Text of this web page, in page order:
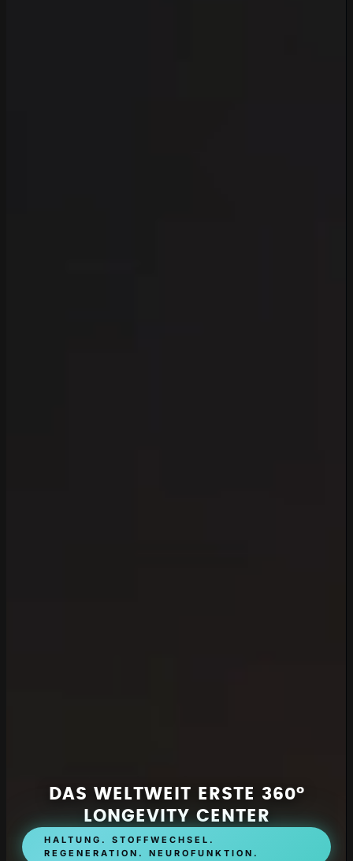
DAS WELTWEIT ERSTE 360°
LONGEVITY CENTER
HALTUNG. STOFFWECHSEL.
REGENERATION. NEUROFUNKTION.